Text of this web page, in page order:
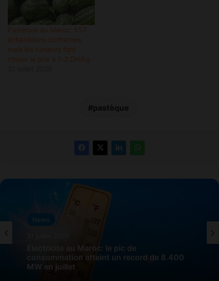
Pastèque au Maroc: 557
échantillons conformes,
mais les rumeurs font
chuter le prix à 1-2 DH/kg
pastèque
News
Électricité au Maroc: le pic de
consommation atteint un record de 8.400
MW en juillet